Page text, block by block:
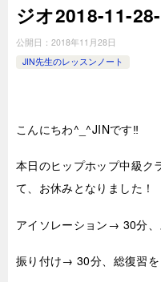
ジオ2018-11-
公開日： 2018年11月28日
JIN先生のレッスンノート
こんにちわ^_^JINです‼︎
本日のヒップホップ中級ク
て、お休みとなりました！
アイソレーション→ 30分
振り付け→ 30分、総復習